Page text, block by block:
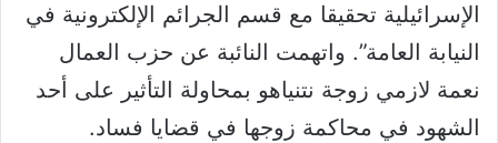
الإسرائيلية تحقيقا مع قسم الجرائم الإلكترونية في
النيابة العامة”. واتهمت النائبة عن حزب العمال
نعمة لازمي زوجة نتنياهو بمحاولة التأثير على أحد
الشهود في محاكمة زوجها في قضايا فساد.